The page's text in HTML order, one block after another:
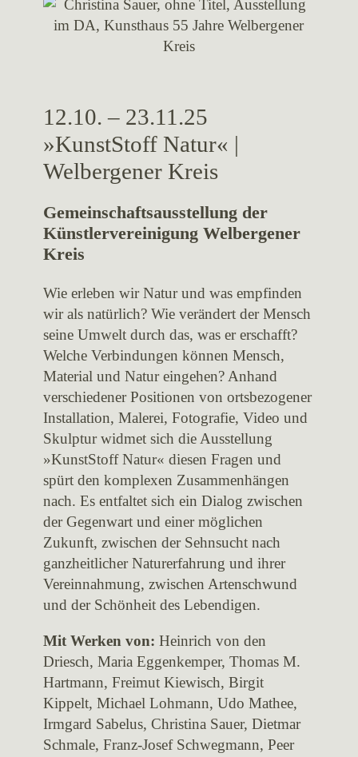
12.10. – 23.11.25
»KunstStoff Natur« |
Welbergener Kreis
Gemeinschaftsausstellung der
Künstlervereinigung Welbergener
Kreis
Wie erleben wir Natur und was empfinden
wir als natürlich? Wie verändert der Mensch
seine Umwelt durch das, was er erschafft?
Welche Verbindungen können Mensch,
Material und Natur eingehen? Anhand
verschiedener Positionen von ortsbezogener
Installation, Malerei, Fotografie, Video und
Skulptur widmet sich die Ausstellung
»KunstStoff Natur« diesen Fragen und
spürt den komplexen Zusammenhängen
nach. Es entfaltet sich ein Dialog zwischen
der Gegenwart und einer möglichen
Zukunft, zwischen der Sehnsucht nach
ganzheitlicher Naturerfahrung und ihrer
Vereinnahmung, zwischen Artenschwund
und der Schönheit des Lebendigen.
Mit Werken von: Heinrich von den
Driesch, Maria Eggenkemper, Thomas M.
Hartmann, Freimut Kiewisch, Birgit
Kippelt, Michael Lohmann, Udo Mathee,
Irmgard Sabelus, Christina Sauer, Dietmar
Schmale, Franz-Josef Schwegmann, Peer